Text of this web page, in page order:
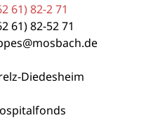
61) 82-271
61) 82-5271
Diedesheim